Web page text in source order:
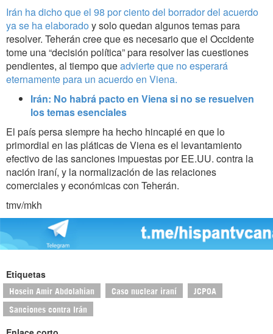
Irán ha dicho que el 98 por ciento del borrador del acuerdo
ya se ha elaborado y solo quedan algunos temas para
resolver. Teherán cree que es necesario que el Occidente
tome una “decisión política” para resolver las cuestiones
pendientes, al tiempo queadvierte que no esperará
eternamente para un acuerdo en Viena.
Irán: No habrá pacto en Viena si no se resuelven
los temas esenciales
El país persa siempre ha hecho hincapié en que lo
primordial en las pláticas de Viena es el levantamiento
efectivo de las sanciones impuestas por EE.UU. contra la
nación iraní, y la normalización de las relaciones
comerciales y económicas con Teherán.
tmv/mkh
Etiquetas
Hosein Amir Abdolahian Caso nuclear iraní JCPOA
Sanciones contra Irán